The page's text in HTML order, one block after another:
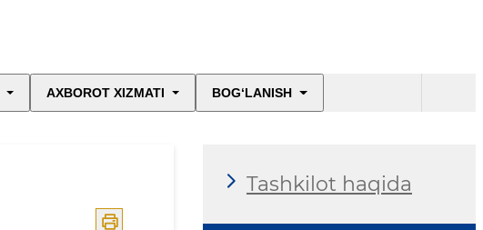
AXBOROT XIZMATI BOG‘LANISH
Tashkilot haqida